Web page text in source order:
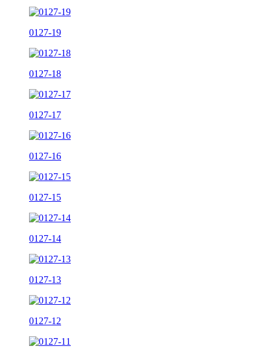
0127-19
0127-18
0127-17
0127-16
0127-15
0127-14
0127-13
0127-12